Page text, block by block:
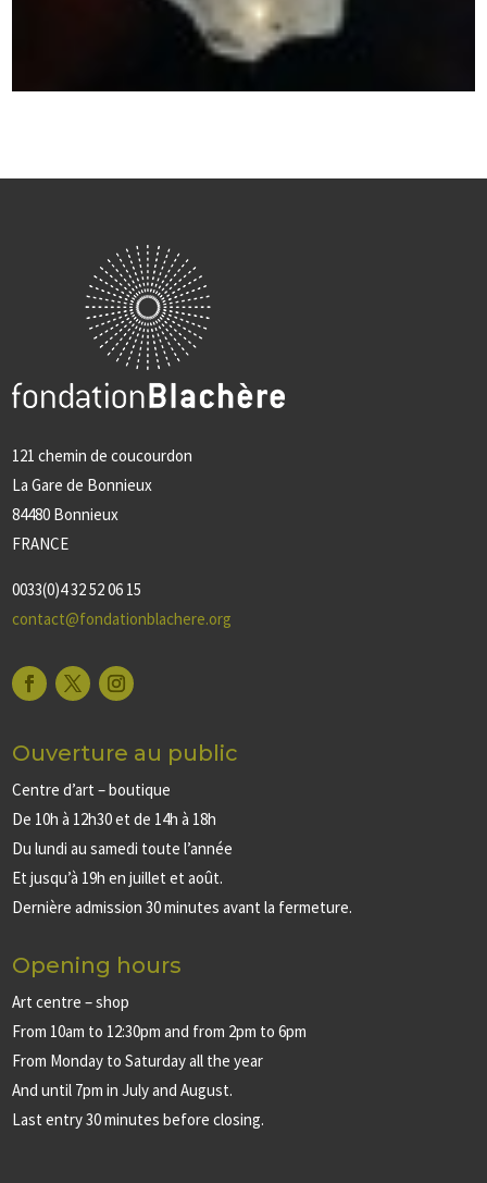
121 chemin de coucourdon
La Gare de Bonnieux
84480 Bonnieux
FRANCE
0033(0)4 32 52 06 15
contact@fondationblachere.org
Ouverture au public
Centre d’art – boutique
De 10h à 12h30 et de 14h à 18h
Du lundi au samedi toute l’année
Et jusqu’à 19h en juillet et août.
Dernière admission 30 minutes avant la fermeture.
Opening hours
Art centre – shop
From 10am to 12:30pm and from 2pm to 6pm
From Monday to Saturday all the year
And until 7pm in July and August.
Last entry 30 minutes before closing.